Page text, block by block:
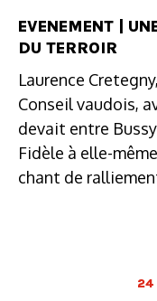
EVENEMENT |
DU TERROIR
Laurence
Conseil vaudois,
devait entre
Fidèle à elle-
chant de
24